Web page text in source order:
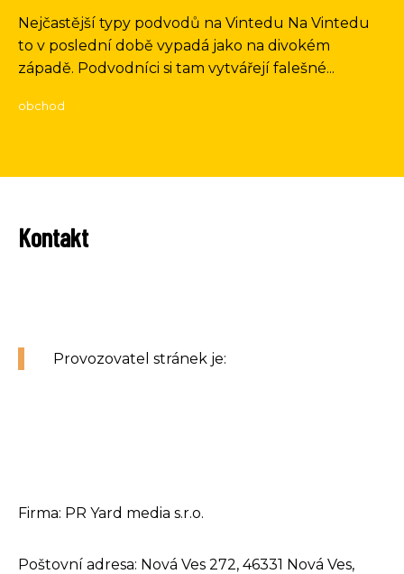
Nejčastější typy podvodů na Vintedu Na Vintedu
to v poslední době vypadá jako na divokém
západě. Podvodníci si tam vytvářejí falešné...
obchod
Kontakt
Provozovatel stránek je:
Firma: PR Yard media s.r.o.
Poštovní adresa: Nová Ves 272, 46331 Nová Ves,